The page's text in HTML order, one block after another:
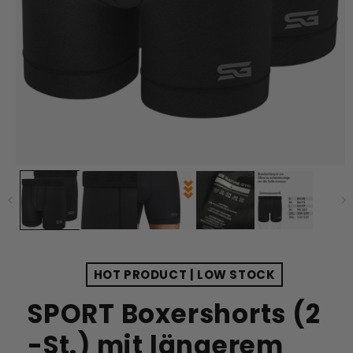
HOT PRODUCT | LOW STOCK
SPORT Boxershorts (2
-St.) mit längerem